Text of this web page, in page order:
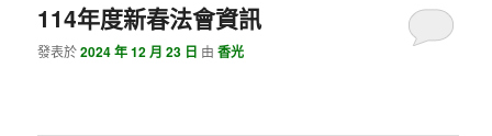
114年度新春法會資訊
發表於2024 年 12 月 23 日 由香光